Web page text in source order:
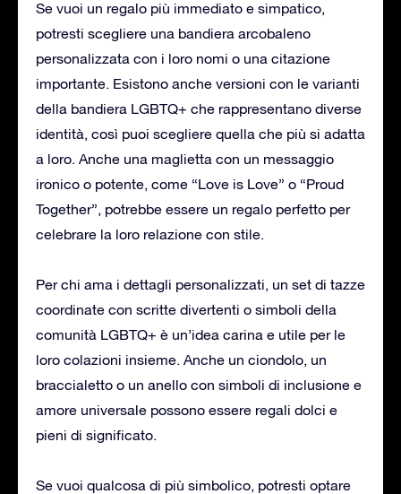
Se vuoi un regalo più immediato e simpatico,
potresti scegliere una bandiera arcobaleno
personalizzata con i loro nomi o una citazione
importante. Esistono anche versioni con le varianti
della bandiera LGBTQ+ che rappresentano diverse
identità, così puoi scegliere quella che più si adatta
a loro. Anche una maglietta con un messaggio
ironico o potente, come “Love is Love” o “Proud
Together”, potrebbe essere un regalo perfetto per
celebrare la loro relazione con stile.
Per chi ama i dettagli personalizzati, un set di tazze
coordinate con scritte divertenti o simboli della
comunità LGBTQ+ è un’idea carina e utile per le
loro colazioni insieme. Anche un ciondolo, un
braccialetto o un anello con simboli di inclusione e
amore universale possono essere regali dolci e
pieni di significato.
Se vuoi qualcosa di più simbolico, potresti optare